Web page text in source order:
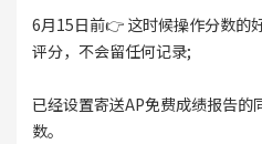
6月15日前👉 这时候操作分数的
评分，不会留任何记录;
已经设置寄送AP免费成绩报告的
数。